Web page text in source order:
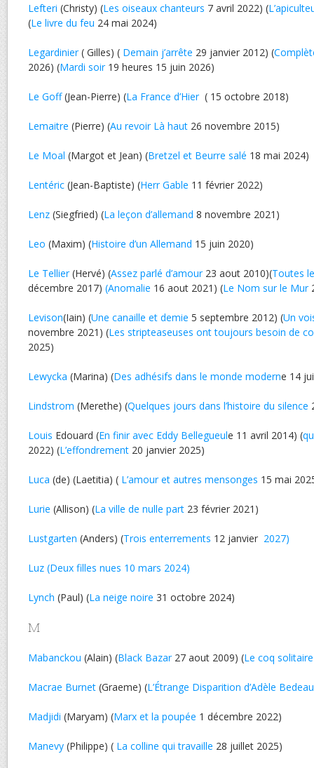
Lefteri (Christy) (Les oiseaux chanteurs 7 avril 2022) (
(Le livre du feu 24 mai 2024)
Legardinier( Gilles) ( Demain j’arrête 29 janvier 2012) (
2026) (Mardi soir19 heures 15 juin 2026)
Le Goff(Jean-Pierre) (La France d’Hier ( 15 octobre 2018)
Lemaitre (Pierre) (Au revoir Là haut 26 novembre 2015)
Le Moal (Margot et Jean) (Bretzel et Beurre salé 18 mai 2024)
Lentéric (Jean-Baptiste) (Herr Gable 11 février 2022)
Lenz (Siegfried) (La leçon d’allemand 8 novembre 2021)
Leo (Maxim) (Histoire d’un Allemand 15 juin 2020)
Le Tellier(Hervé) (Assez parlé d’amour23 aout 2010)(Toutes
décembre 2017) (Anomalie 16 aout 2021) (Le Nom sur le Mur
Levison(Iain) (Une canaille et demie 5 septembre 2012) (Un
novembre 2021) (Les stripteaseuses ont toujours besoin de
2025)
Lewycka (Marina) (Des adhésifs dans le monde moderne 14
Lindstrom (Merethe) (Quelques jours dans l’histoire du silence
Louis Edouard (En finir avec Eddy Bellegueule 11 avril 2014) (
2022) (L’effondrement 20 janvier 2025)
Luca (de) (Laetitia) ( L’amour et autres mensonges 15 mai
Lurie (Allison) (La ville de nulle part 23 février 2021)
Lustgarten (Anders) (Trois enterrements 12 janvier 2027)
Luz (Deux filles nues 10 mars 2024)
Lynch (Paul) (La neige noire 31 octobre 2024)
M
Mabanckou (Alain) (Black Bazar27 aout 2009) (Le coq solitaire
Macrae Burnet (Graeme) (L’Étrange Disparition d’Adèle Bedeau
Madjidi (Maryam) (Marx et la poupée 1 décembre 2022)
Manevy (Philippe) ( La colline qui travaille 28 juillet 2025)